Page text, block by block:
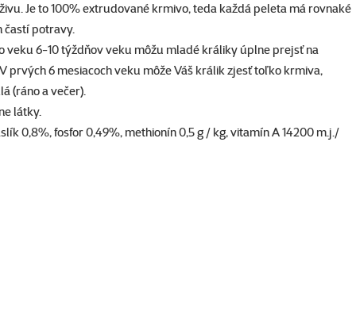
Je to 100% extrudované krmivo, teda každá peleta má rovnaké
častí potravy.
veku 6-10 týždňov veku môžu mladé králiky úplne prejsť na
6 mesiacoch veku môže Váš králik zjesť toľko krmiva,
(ráno a večer).
látky.
0,8%, fosfor 0,49%, methionín 0,5 g / kg, vitamín A 14200 m.j./